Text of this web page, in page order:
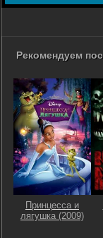
Рекомендуем
Принцесса и
лягушка (2009)